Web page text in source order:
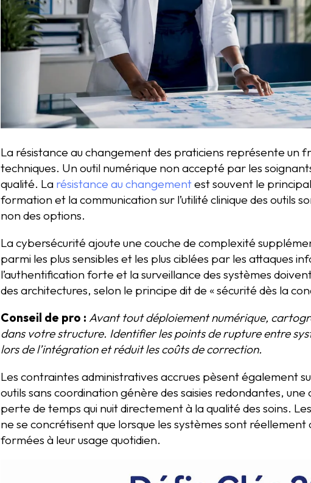
La résistance au changement des praticiens représente un
techniques. Un outil numérique non accepté par les
qualité. La résistance au changementest souvent le
formation et la communication sur l’utilité clinique des outils
non des options.
La cybersécurité ajoute une couche de complexité
parmi les plus sensibles et les plus ciblées par les attaques
l’authentification forte et la surveillance des systèmes
des architectures, selon le principe dit de « sécurité dès la
Conseil de pro : Avant tout déploiement numérique,
dans votre structure. Identifier les points de rupture entre
lors de l’intégration et réduit les coûts de correction.
Les contraintes administratives accrues pèsent également
outils sans coordination génère des saisies redondantes,
perte de temps qui nuit directement à la qualité des soins. Les
ne se concrétisent que lorsque les systèmes sont
formées à leur usage quotidien.